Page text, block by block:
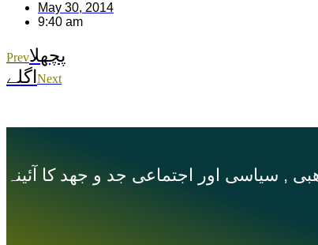
May 30, 2014
9:40 am
Prevپچھلا
اگلے Next
, سیاسی اور اجتماعی جد و جهد کا آئینہ